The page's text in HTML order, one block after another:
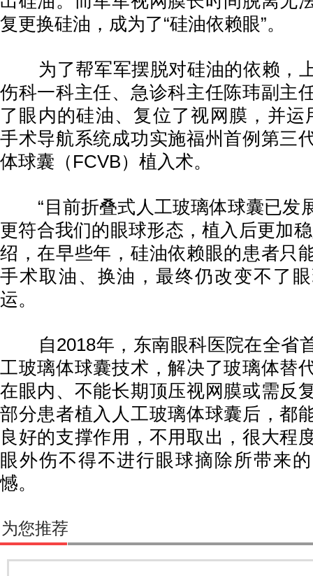
复更换硅油，成为了“硅油依赖眼”。
为了帮军军摆脱对硅油的依赖，
伤科一科主任、急诊科主任陈玮副主
了眼内的硅油、复位了视网膜，并运
手术导航系统成功实施福州首例第三
体球囊（FCVB）植入术。
“目前折叠式人工玻璃体球囊已发
更符合我们的眼球形态，植入后更加
绍，在早些年，硅油依赖眼的患者只
手术取油、换油，最终仍改变不了
运。
自2018年，东南眼科医院在全省
工玻璃体球囊技术，解决了玻璃体替
在眼内、不能长期顶压视网膜或需反
部分患者植入人工玻璃体球囊后，都
良好的支撑作用，不用取出，很大程
眼外伤不得不进行眼球摘除所带来
憾。
为您推荐